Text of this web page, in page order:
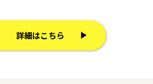
詳細はこちら